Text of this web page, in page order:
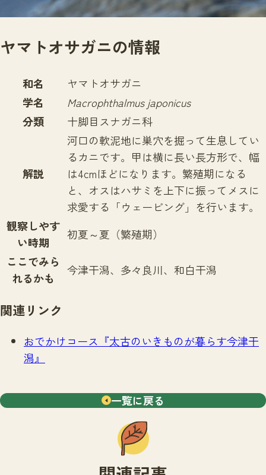
ヤマトオサガニの情報
和名
ヤマトオサガニ
学名
Macrophthalmus japonicus
分類
十脚目スナガニ科
解説
河口の軟泥地に巣穴を掘って生息してい
るカニです。甲は横に長い長方形で、幅
は4cmほどになります。繁殖期になる
と、オスはハサミを上下に振ってメスに
求愛する「ウェービング」を行います。
観察しやす
い時期
初夏～夏（繁殖期）
ここでみら
れるかも
今津干潟、多々良川、和白干潟
関連リンク
おでかけコース『太古のいきものが暮らす今津干
潟』
一覧に戻る